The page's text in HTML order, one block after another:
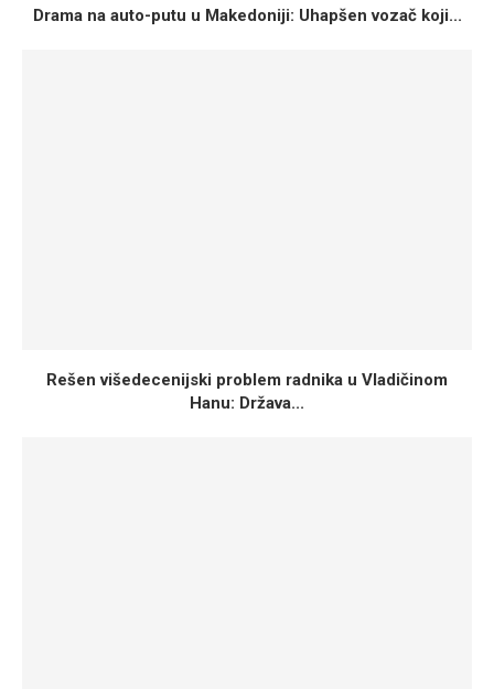
Drama na auto-putu u Makedoniji: Uhapšen vozač koji...
Rešen višedecenijski problem radnika u Vladičinom
Hanu: Država...